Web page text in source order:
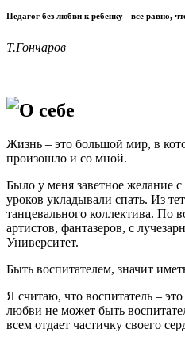
Педагог без любви к ребенку - все равно,
Т.Гончаров
О себе
Жизнь – это большой мир, в
произошло и со мной.
Было у меня заветное желание
уроков укладывали спать. Из
танцевального коллектива. По
артистов, фантазеров, с
Университет.
Быть воспитателем, значит
Я считаю, что воспитатель –
любви не может быть
всем отдает частичку своего